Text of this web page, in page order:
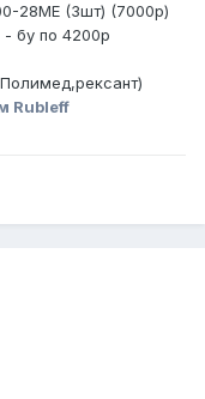
28МЕ (3шт) (7000р)
- бу по 4200р
Rubleff